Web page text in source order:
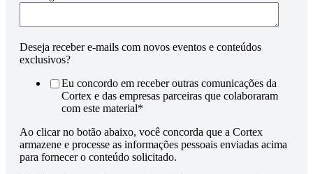
Deseja receber e-mails com novos eventos e conteúdos
exclusivos?
Eu concordo em receber outras comunicações da
Cortex e das empresas parceiras que colaboraram
com este material*
Ao clicar no botão abaixo, você concorda que a Cortex
armazene e processe as informações pessoais enviadas acima
para fornecer o conteúdo solicitado.